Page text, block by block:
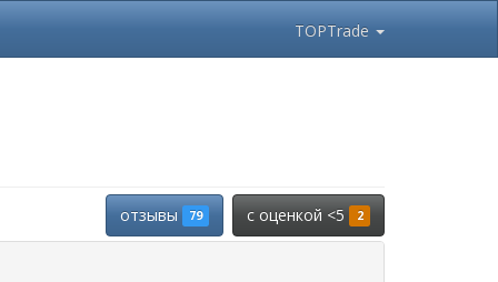
TOPTrade
отзывы 79 c оценкой <5 2